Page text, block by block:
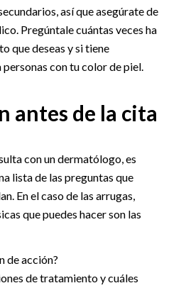
así que asegúrate de
Pregúntale cuántas veces ha
que deseas y si tiene
con tu color de piel.
antes de la cita
con un dermatólogo, es
lista de las preguntas que
En el caso de las arrugas,
que puedes hacer son las
de acción?
de tratamiento y cuáles